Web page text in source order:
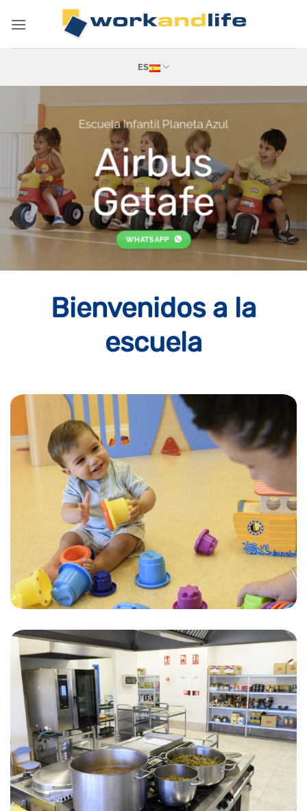
ES
Escuela Infantil Planeta Azul
Airbus
Getafe
WHATSAPP
Bienvenidos a la
escuela